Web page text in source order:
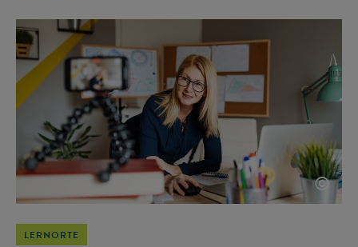
©
LERNORTE